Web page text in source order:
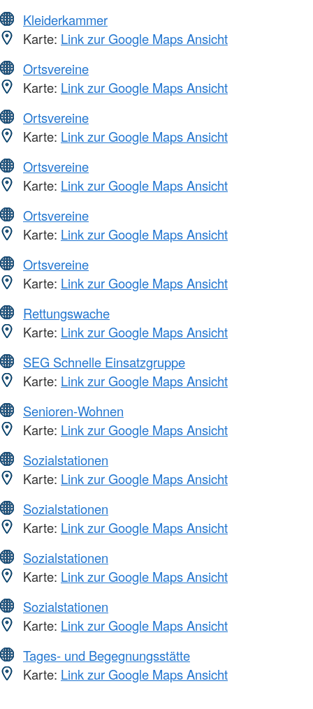
Kleiderkammer
Karte: Link zur Google Maps Ansicht
Ortsvereine
Karte: Link zur Google Maps Ansicht
Ortsvereine
Karte: Link zur Google Maps Ansicht
Ortsvereine
Karte: Link zur Google Maps Ansicht
Ortsvereine
Karte: Link zur Google Maps Ansicht
Ortsvereine
Karte: Link zur Google Maps Ansicht
Rettungswache
Karte: Link zur Google Maps Ansicht
SEG Schnelle Einsatzgruppe
Karte: Link zur Google Maps Ansicht
Senioren-Wohnen
Karte: Link zur Google Maps Ansicht
Sozialstationen
Karte: Link zur Google Maps Ansicht
Sozialstationen
Karte: Link zur Google Maps Ansicht
Sozialstationen
Karte: Link zur Google Maps Ansicht
Sozialstationen
Karte: Link zur Google Maps Ansicht
Tages- und Begegnungsstätte
Karte: Link zur Google Maps Ansicht